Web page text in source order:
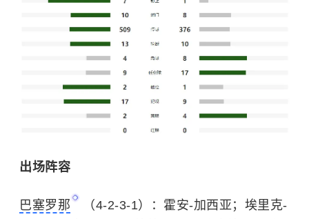
出场阵容
巴塞罗那
（4-2-3-1）：霍安-加西亚；埃里克-